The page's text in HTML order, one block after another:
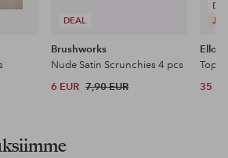
DEAL
Brushworks
Nude Satin Scrunchies 4 pcs
6 EUR 7,90 EUR
Ellos
Toppi
35